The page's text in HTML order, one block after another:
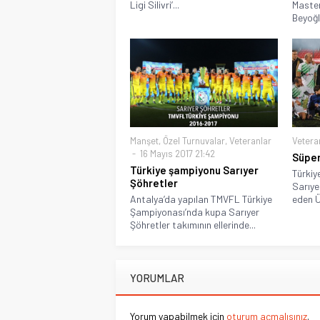
Ligi Silivri’...
Manşet, Özel Turnuvalar, Veteranlar
16 Mayıs 2017 21:42
Türkiye şampiyonu Sarıyer
Şöhretler
Antalya’da yapılan TMVFL Türkiye
Şampiyonası’nda kupa Sarıyer
Şöhretler takımının ellerinde...
eden
YORUMLAR
Yorum yapabilmek için oturum açmalısınız.